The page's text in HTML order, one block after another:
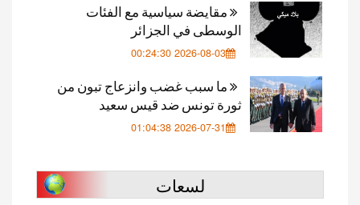
مقايضة سياسية مع الفئات
الوسطى في الجزائر
2026-08-03 00:24:30
ما سبب غضب وانزعاج تبون من
ثورة تونس ضد قيس سعيد
2026-07-31 01:04:38
لسعات